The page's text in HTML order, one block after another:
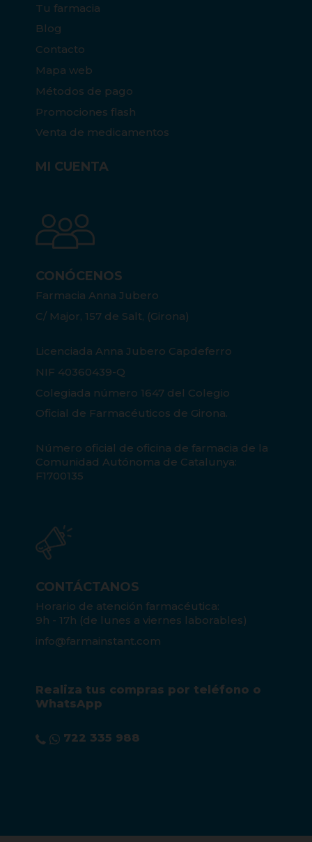
Tu farmacia
Blog
Contacto
Mapa web
Métodos de pago
Promociones flash
Venta de medicamentos
MI CUENTA
CONÓCENOS
Farmacia Anna Jubero
C/ Major, 157 de Salt, (Girona)
Licenciada Anna Jubero Capdeferro
NIF 40360439-Q
Colegiada número 1647 del Colegio
Oficial de Farmacéuticos de Girona.
Número oficial de oficina de farmacia de la
Comunidad Autónoma de Catalunya:
F1700135
CONTÁCTANOS
Horario de atención farmacéutica:
9h - 17h (de lunes a viernes laborables)
info@farmainstant.com
Realiza tus compras por teléfono o
WhatsApp
722 335 988